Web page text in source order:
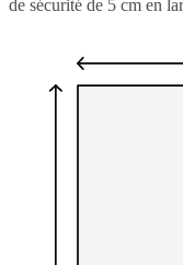
de sécurité de 5 cm en